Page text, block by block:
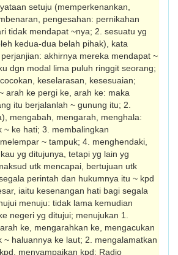
setuju (mem­perkenankan,
pengesahan: pernikahan
tidak mendapat ~nya; 2. sesuatu yg
kedua-dua belah pihak), kata
akhirnya mereka mendapat ~
dgn modal lima puluh ringgit seorang;
keselarasan, kesesuaian;
arah ke pergi ke, arah ke: maka
itu ber­jalanlah ~ gunung itu; 2.
mengabah, mengarah, menghala:
~ ke hati; 3. membalingkan
~ tampuk; 4. menghendaki,
yg ditujunya, tetapi yg lain yg
utk mencapai, bertujuan utk
perintah dan hukumnya itu ~ kpd
iaitu kesenangan hati bagi segala
menuju: tidak lama kemudian
negeri yg ditujui; menujukan 1.
ke, mengarahkan ke, mengacukan
~ haluannya ke laut; 2. meng­alamatkan
menyam­paikan kpd: Radio